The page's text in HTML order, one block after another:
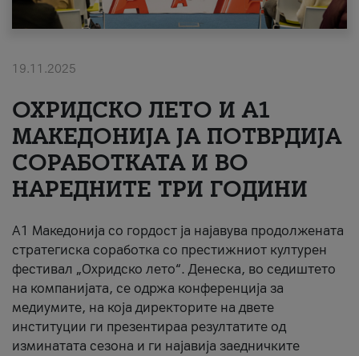
Надополни кредит
#ПодобарОнлајн
19.11.2025
ОХРИДСКО ЛЕТО И A1
МАКЕДОНИЈА ЈА ПОТВРДИЈА
СОРАБОТКАТА И ВО
НАРЕДНИТЕ ТРИ ГОДИНИ
A1 Македонија со гордост ја најавува продолжената
стратегиска соработка со престижниот културен
фестивал „Охридско лето“. Денеска, во седиштето
на компанијата, се одржа конференција за
медиумите, на која директорите на двете
институции ги презентираа резултатите од
изминатата сезона и ги најавија заедничките